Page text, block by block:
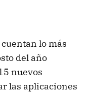
lo más
del año
nuevos
las aplicaciones